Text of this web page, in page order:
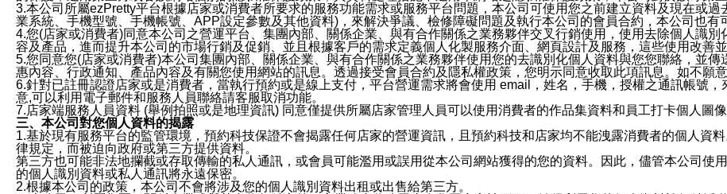
3.本公司所屬ezPretty平台根據店家或消費者所要求的服務功能需求或服務平台問題，本公司可使用您之前建立資料及現在或
業系統、手機型號、手機帳號、APP設定參數及其他資料)，來解決爭議、檢修障礙問題及執行本公司的會員合約，本公司也有
4.您(店家或消費者)同意本公司之營運平台、集團內部、關係企業、與有合作關係之業務夥伴交叉行銷使用，使用去除個人識
容及產品，進而提升本公司的市場行銷及促銷、並且根據客戶的需求定義個人化製服務介面、網頁設計及服務，這些使用改善
5.您同意您(店家或消費者)本公司集團內部、關係企業、與有合作關係之業務夥伴使用您的去識別化個人資料與您您聯絡，並
惠內容、行政通知、產品內容及有關您使用網站的訊息。透過接受會員合約及隱私權政策，您明示同意收取此項訊息。如不願
6.針對已註冊認證店家或是消費者，當執行預約或是線上支付，平台營運需求將會使用 email，姓名，手機，授權之通訊帳號
意,可以利用電子郵件和服務人員聯絡請客服取消功能。
7.店家端服務人員資料 (舉例拍照或是地理資訊) 同意僅提供所屬店家管理人員可以使用消費者的作品集資料和員工打卡個人圖
三、本公司對您個人資料的揭露
1.基於現有服務平台的監管環境，預約科技保證不會揭露任何店家的營運資訊，且預約科技和店家均不能洩露消費者的個人資
律規定，而被迫向政府或第三方提供資料。
第三方也可能非法地攔截或存取傳輸的私人通訊，或會員可能濫用或誤用從本公司網站獲得的您的資料。因此，儘管本公司使
的個人識別資料或私人通訊將永遠保密。
2.根據本公司的政策，本公司不會將涉及您的個人識別資料出租或出售給第三方。